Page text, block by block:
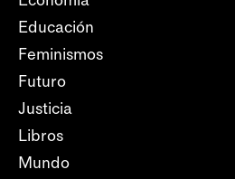
Educación
Feminismos
Futuro
Justicia
Libros
Mundo